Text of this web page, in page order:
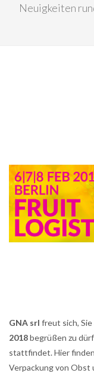
Neuigkeiten
GNA srl freut sich,
2018begrüßen zu
stattfindet. Hier
Verpackung von Obst